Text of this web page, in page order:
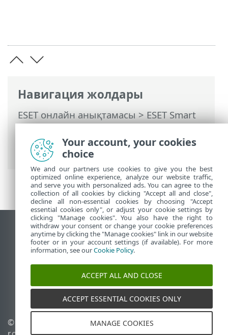
Навигация жолдары
ESET онлайн анықтамасы>ESET Smart
Security Premium>Кеңейтілген орнату
Хабарландырулар>Жұмыс үстелінің
хабарландырулары
> Қайта бағыттау
Жұмыс үстеліндегі сайтты қарау
End of Life
ESET білім қоры
ESET форумы
ESET Status Portal
Аймақтық қолдау
© 1992 - 2026 ESET, spol. s
Cookie файлдарын
Your account, your cookies
choice
We and our partners use cookies to give you the best
optimized online experience, analyze our website traffic,
and serve you with personalized ads. You can agree to the
collection of all cookies by clicking "Accept all and close",
decline all non-essential cookies by choosing "Accept
essential cookies only", or adjust your cookie settings by
clicking "Manage cookies". You also have the right to
withdraw your consent or change your cookie preferences
anytime by clicking the "Manage cookies" link in our website
footer or in your account settings (if available). For more
information, see ourCookie Policy.
ACCEPT ALL AND CLOSE
ACCEPT ESSENTIAL COOKIES ONLY
MANAGE COOKIES